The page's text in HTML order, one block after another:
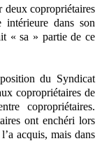
deux copropriétaires
intérieure dans son
« sa » partie de ce
du Syndicat
copropriétaires de
copropriétaires.
ont enchéri lors
acquis, mais dans